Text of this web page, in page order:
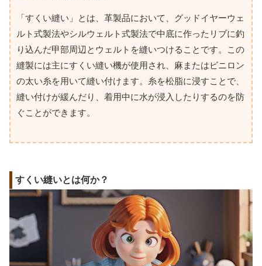
「すくい縫い」とは、革製品において、グッドイヤーウェ
ルト式製法やシルウェルト式製法で中底に作ったリブに釣
り込んだ甲部周辺とウェルトを縫いつけることです。この
縫製には主にすくい縫い機が使用され、麻またはビニロン
の太い糸を用いて縫い付けます。糸を松脂に浸すことで、
縫い付けが緩んだり、着用中に水が浸入したりするのを防
ぐことができます。
すくい縫いとは何か？